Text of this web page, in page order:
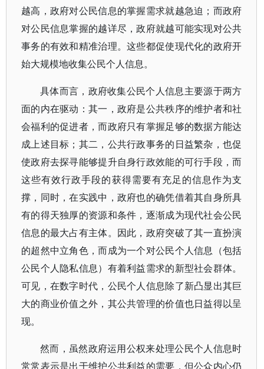
越高，政府对公民信息的掌握需求就越急迫；而政府
对公民信息掌握的越详尽，政府就越可能实现对公共
事务的有效和精准治理。这些都促使现代化的政府开
始大规模地收集公民个人信息。
具体而言，政府收集公民个人信息主要源于两方
面的内在驱动：其一，政府是公共秩序的维护者和社
会福利的促进者，而政府只有掌握足够的数据方能达
成上述目标；其二，公共行政事务的日益繁杂，也促
使政府去探寻能够提升自身行政效能的可行手段，而
这些有效行政手段的获得需要有充足的信息作为支
撑，同时，在实践中，政府也的确凭借着其自身所具
有的得天独厚的资源和条件，逐渐成为现代社会公民
信息的最大占有主体。因此，政府突破了其一直扮演
的超然中立角色，而成为一个对公民个人信息（包括
公民个人隐私信息）有着利益需求的新型社会群体。
可见，在数字时代，公民个人信息除了新凸显出其巨
大的商业价值之外，其公共管理的价值也日益得以呈
现。
然而，虽然政府运用公权来处理公民个人信息时
常常表示是出于维护公共利益的需要，但公众内心仍